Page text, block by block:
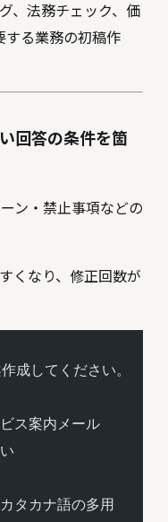
、法務チェック、価
する業務の初稿作
回答の条件を箇
ン・禁止事項などの
くなり、修正回数が
成してください。
ス案内メール
タカナ語の多用